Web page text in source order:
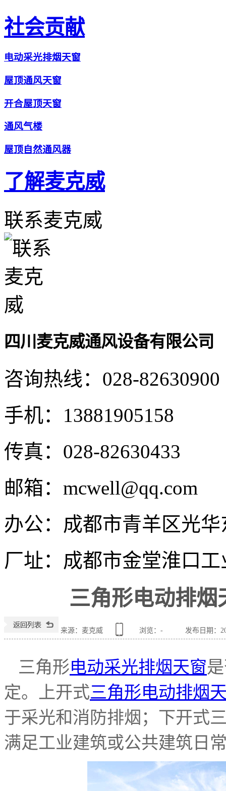
社会贡献
电动采光排烟天窗
屋顶通风天窗
开合屋顶天窗
通风气楼
屋顶自然通风器
了解麦克威
联系麦克威
四川麦克威通风设备有限公司
咨询热线： 028-82630900
手机： 13881905158
传真： 028-82630433
邮箱： mcwell@qq.com
办公： 成都市青羊区光
厂址： 成都市金堂淮口
三角形电动排烟
来源：麦克威 浏览： - 发布日期：
三角形电动采光排烟天窗
定。上开式三角形电动排烟
于采光和消防排烟；下开式
满足工业建筑或公共建筑日